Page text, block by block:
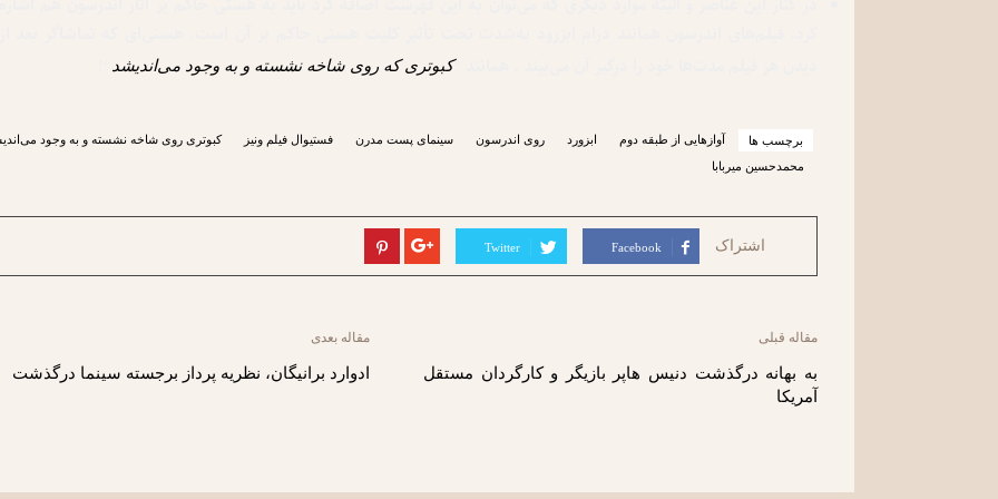
دیدن هر فیلم مدت‌ها خود را درگیر آن می‌بیند . همانند “کبوتری که روی شاخه نشسته و به وجود میاندیشد
برچسب ها آوازهایی از طبقه دوم ابزورد روی اندرسون سینمای پست مدرن فستیوال فیلم ونیز
کبوتری روی شاخه نشسته و به وجود
محمدحسین میربابا
اشتراک Facebook
Twitter
مقاله قبلی
به بهانه درگذشت دنیس هاپر بازیگر و کارگردان مستقل
آمریکا
مقاله بعدی
ادوارد برانیگان، نظریه پرداز برجسته سینما درگذشت